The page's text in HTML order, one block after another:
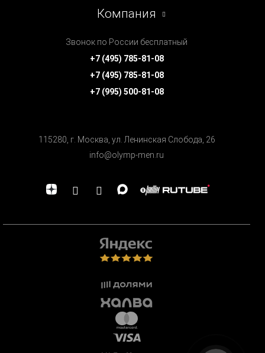
Компания
Звонок по России бесплатный
+7 (495) 785-81-08
+7 (495) 785-81-08
+7 (995) 500-81-08
115280, г. Москва, ул. Ленинская Cлобода, 26
info@olymp-men.ru